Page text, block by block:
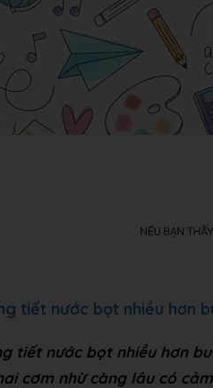
tiết nước bọt nhiều hơn
tiết nước bọt nhiều hơn
cơm nhừ càng lâu có